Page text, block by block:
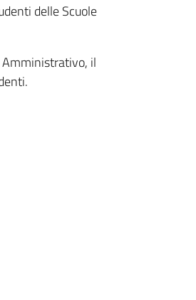
delle Scuole
Amministrativo, il